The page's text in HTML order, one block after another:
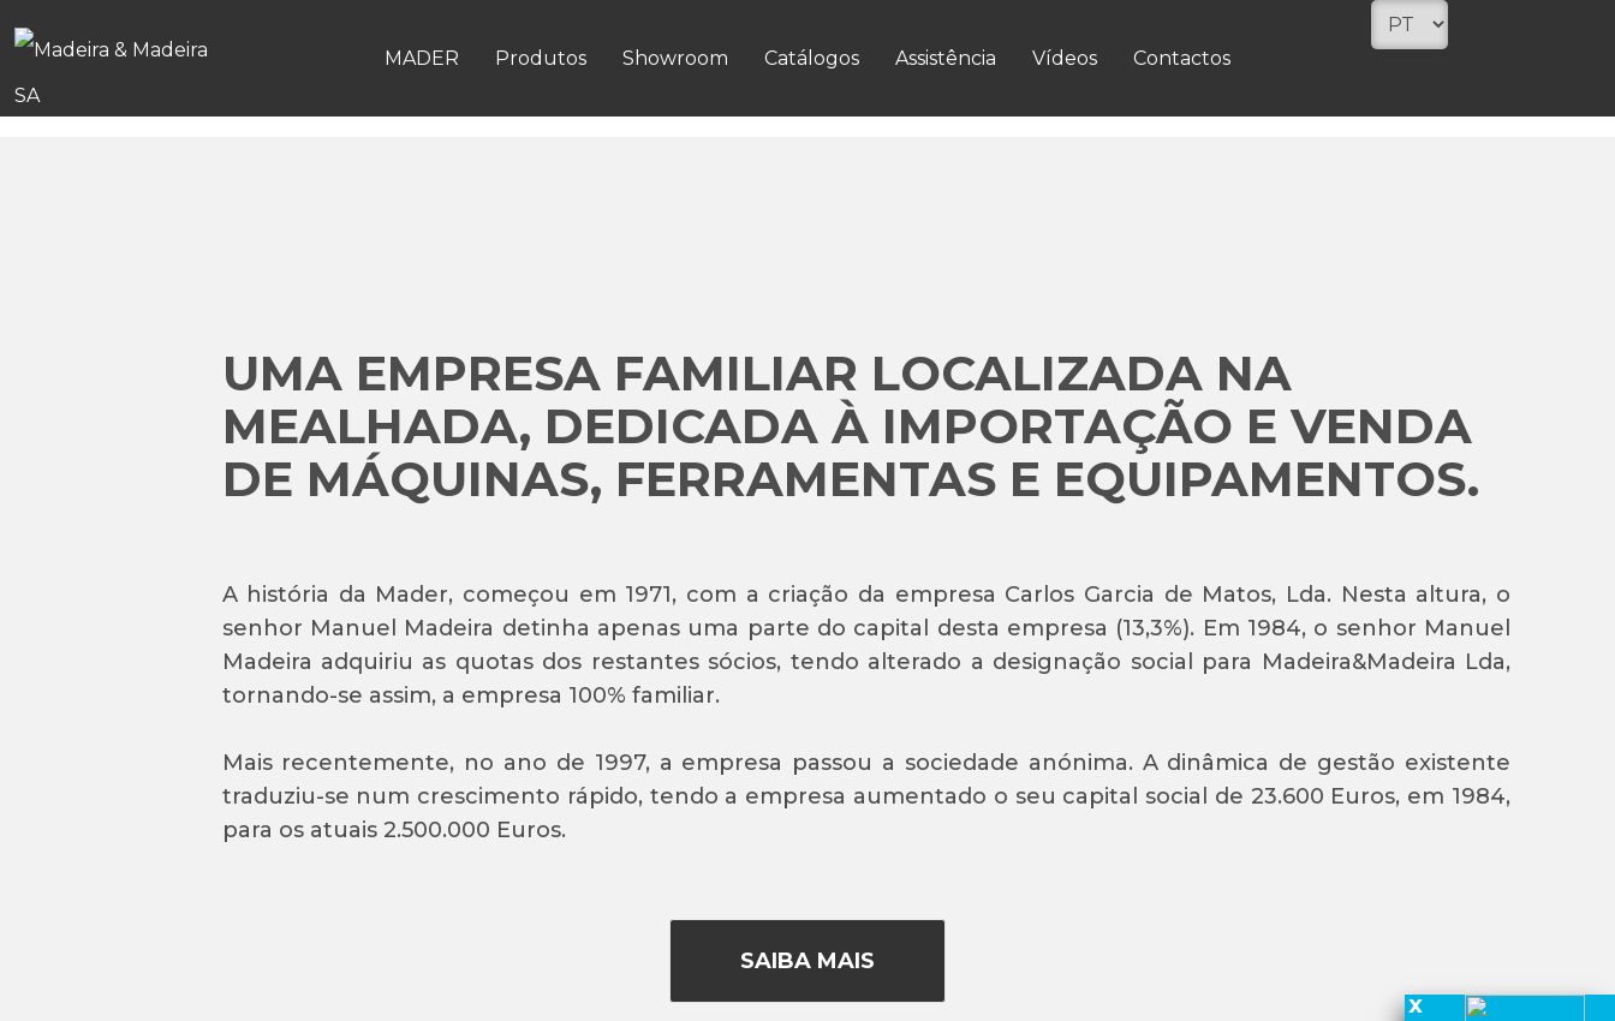
MADER Produtos Showroom Catálogos Assistência Vídeos Contactos
VER MAIS
UMA EMPRESA FAMILIAR LOCALIZADA NA
MEALHADA, DEDICADA À IMPORTAÇÃO E VENDA
DE MÁQUINAS, FERRAMENTAS E EQUIPAMENTOS.
A história da Mader, começou em 1971, com a criação da empresa Carlos Garcia de Matos, Lda. Nesta altura, o
senhor Manuel Madeira detinha apenas uma parte do capital desta empresa (13,3%). Em 1984, o senhor Manuel
Madeira adquiriu as quotas dos restantes sócios, tendo alterado a designação social para Madeira&Madeira Lda,
tornando-se assim, a empresa 100% familiar.
Mais recentemente, no ano de 1997, a empresa passou a sociedade anónima. A dinâmica de gestão existente
traduziu-se num crescimento rápido, tendo a empresa aumentado o seu capital social de 23.600 Euros, em 1984,
para os atuais 2.500.000 Euros.
SAIBA MAIS
x